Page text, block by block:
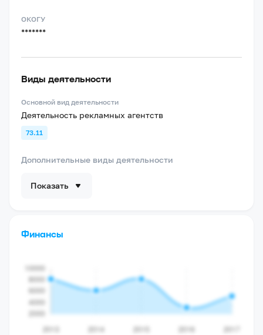
ОКОГУ
*******
Виды деятельности
Основной вид деятельности
Деятельность рекламных агентств
73.11
Дополнительные виды деятельности
Показать
Финансы